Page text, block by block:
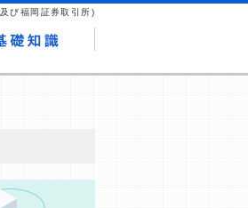
び福岡証券取引所)
ザーへの口コ